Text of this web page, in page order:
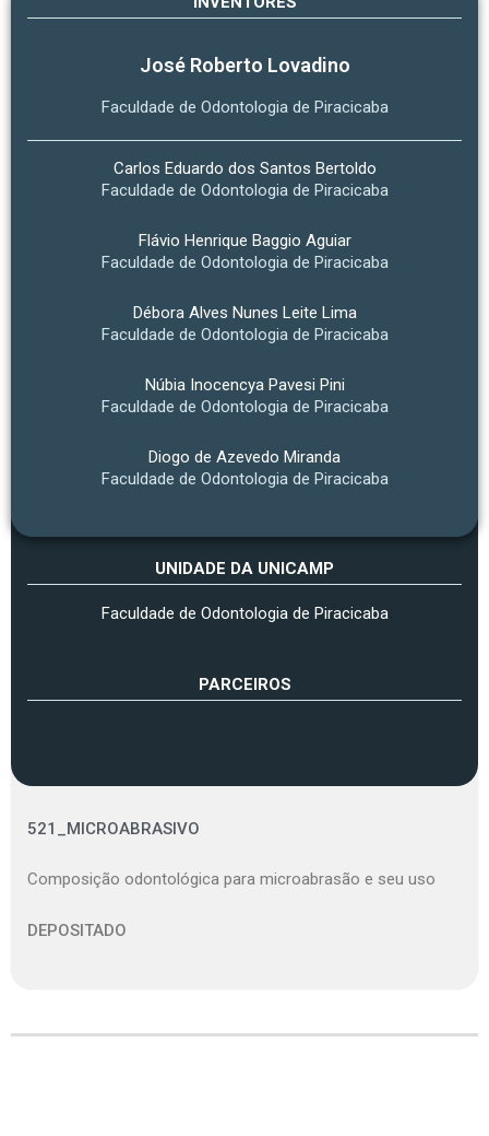
José Roberto Lovadino
Faculdade de Odontologia de Piracicaba
Carlos Eduardo dos Santos Bertoldo
Faculdade de Odontologia de Piracicaba
Flávio Henrique Baggio Aguiar
Faculdade de Odontologia de Piracicaba
Débora Alves Nunes Leite Lima
Faculdade de Odontologia de Piracicaba
Núbia Inocencya Pavesi Pini
Faculdade de Odontologia de Piracicaba
Diogo de Azevedo Miranda
Faculdade de Odontologia de Piracicaba
UNIDADE DA UNICAMP
Faculdade de Odontologia de Piracicaba
PARCEIROS
521_MICROABRASIVO
Composição odontológica para microabrasão e seu uso
DEPOSITADO